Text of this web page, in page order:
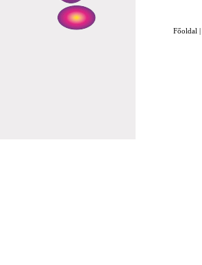
Főoldal |